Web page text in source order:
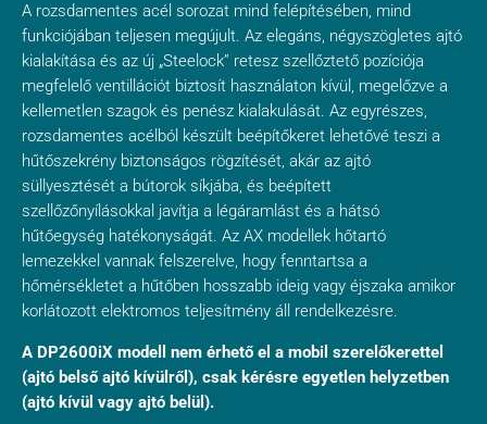
A rozsdamentes acél sorozat mind felépítésében, mind
funkciójában teljesen megújult. Az elegáns, négyszögletes ajtó
kialakítása és az új „Steelock” retesz szellőztető pozíciója
megfelelő ventillációt biztosít használaton kívül, megelőzve a
kellemetlen szagok és penész kialakulását. Az egyrészes,
rozsdamentes acélból készült beépítőkeret lehetővé teszi a
hűtőszekrény biztonságos rögzítését, akár az ajtó
süllyesztését a bútorok síkjába, és beépített
szellőzőnyílásokkal javítja a légáramlást és a hátsó
hűtőegység hatékonyságát. Az AX modellek hőtartó
lemezekkel vannak felszerelve, hogy fenntartsa a
hőmérsékletet a hűtőben hosszabb ideig vagy éjszaka amikor
korlátozott elektromos teljesítmény áll rendelkezésre.
A DP2600iX modell nem érhető el a mobil szerelőkerettel
(ajtó belső ajtó kívülről), csak kérésre egyetlen helyzetben
(ajtó kívül vagy ajtó belül).